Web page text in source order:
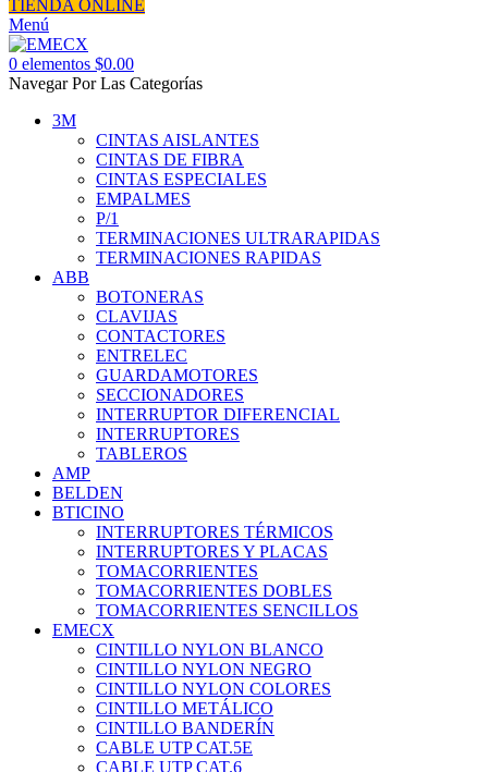
TIENDA ONLINE
Menú
0 elementos $0.00
Navegar Por Las Categorías
3M
CINTAS AISLANTES
CINTAS DE FIBRA
CINTAS ESPECIALES
EMPALMES
P/1
TERMINACIONES ULTRARAPIDAS
TERMINACIONES RAPIDAS
ABB
BOTONERAS
CLAVIJAS
CONTACTORES
ENTRELEC
GUARDAMOTORES
SECCIONADORES
INTERRUPTOR DIFERENCIAL
INTERRUPTORES
TABLEROS
AMP
BELDEN
BTICINO
INTERRUPTORES TÉRMICOS
INTERRUPTORES Y PLACAS
TOMACORRIENTES
TOMACORRIENTES DOBLES
TOMACORRIENTES SENCILLOS
EMECX
CINTILLO NYLON BLANCO
CINTILLO NYLON NEGRO
CINTILLO NYLON COLORES
CINTILLO METÁLICO
CINTILLO BANDERÍN
CABLE UTP CAT.5E
CABLE UTP CAT.6